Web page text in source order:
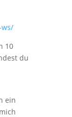
10
du
ein